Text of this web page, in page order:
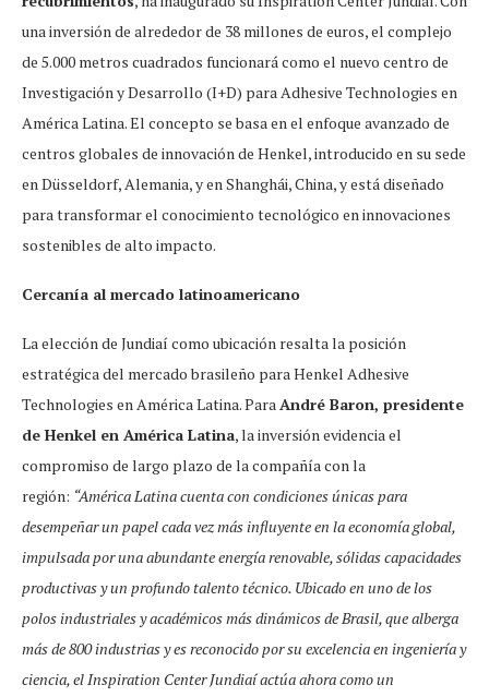
una inversión de alrededor de 38 millones de euros, el complejo
de 5.000 metros cuadrados funcionará como el nuevo centro de
Investigación y Desarrollo (I+D) para Adhesive Technologies en
América Latina. El concepto se basa en el enfoque avanzado de
centros globales de innovación de Henkel, introducido en su sede
en Düsseldorf, Alemania, y en Shanghái, China, y está diseñado
para transformar el conocimiento tecnológico en innovaciones
sostenibles de alto impacto.
Cercanía al mercado latinoamericano
La elección de Jundiaí como ubicación resalta la posición
estratégica del mercado brasileño para Henkel Adhesive
Technologies en América Latina. ParaAndré Baron, presidente
de Henkel en América Latina, la inversión evidencia el
compromiso de largo plazo de la compañía con la
región: “América Latina cuenta con condiciones únicas para
desempeñar un papel cada vez más influyente en la economía global,
impulsada por una abundante energía renovable, sólidas capacidades
productivas y un profundo talento técnico. Ubicado en uno de los
polos industriales y académicos más dinámicos de Brasil, que alberga
más de 800 industrias y es reconocido por su excelencia en ingeniería y
ciencia, el Inspiration Center Jundiaí actúa ahora como un